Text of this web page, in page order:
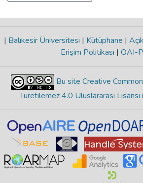
| Balıkesir Üniversitesi | Kütüphane |
Erişim Politikası | OAI-
Bu site Creative
Türetilemez 4.0 Uluslararası